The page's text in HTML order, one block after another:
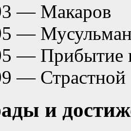
— Макаров
—
— Прибытие
— Страстной
и